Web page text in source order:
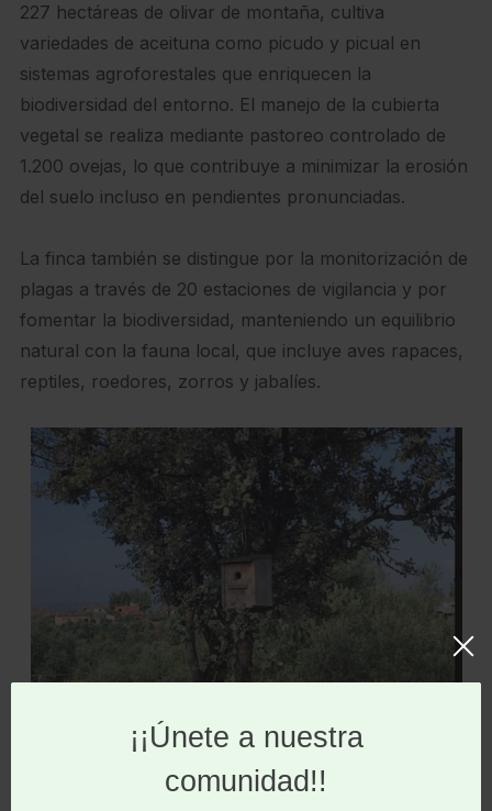
227 hectáreas de olivar de montaña, cultiva
variedades de aceituna como picudo y picual en
sistemas agroforestales que enriquecen la
biodiversidad del entorno. El manejo de la cubierta
vegetal se realiza mediante pastoreo controlado de
1.200 ovejas, lo que contribuye a minimizar la erosión
del suelo incluso en pendientes pronunciadas.
La finca también se distingue por la monitorización de
plagas a través de 20 estaciones de vigilancia y por
fomentar la biodiversidad, manteniendo un equilibrio
natural con la fauna local, que incluye aves rapaces,
reptiles, roedores, zorros y jabalíes.